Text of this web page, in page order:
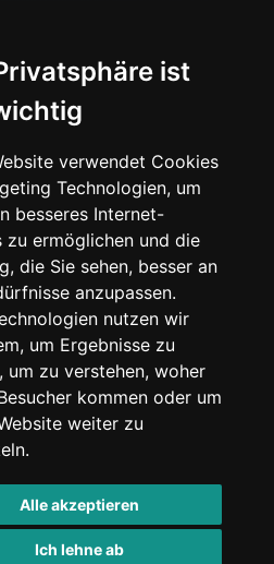
ist
verwendet Cookies
Technologien, um
besseres Internet-
zu ermöglichen und die
die Sie sehen, besser an
anzupassen.
nutzen wir
um Ergebnisse zu
um zu verstehen, woher
kommen oder um
weiter zu
Alle akzeptieren
Ich lehne ab